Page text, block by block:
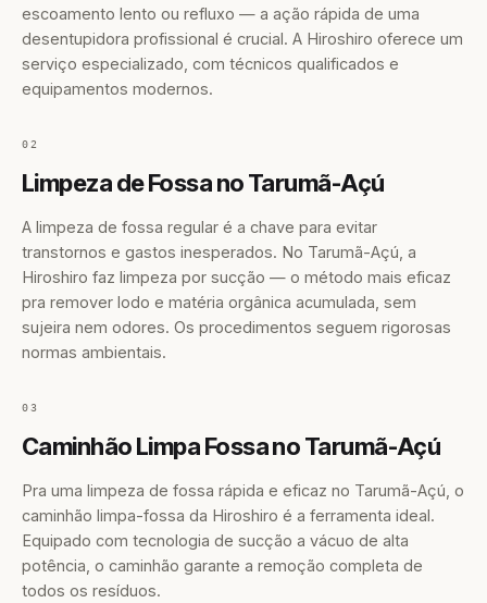
escoamento lento ou refluxo — a ação rápida de uma
desentupidora profissional é crucial. A Hiroshiro oferece um
serviço especializado, com técnicos qualificados e
equipamentos modernos.
02
Limpeza de Fossa no Tarumã-Açú
A limpeza de fossa regular é a chave para evitar
transtornos e gastos inesperados. No Tarumã-Açú, a
Hiroshiro faz limpeza por sucção — o método mais eficaz
pra remover lodo e matéria orgânica acumulada, sem
sujeira nem odores. Os procedimentos seguem rigorosas
normas ambientais.
03
Caminhão Limpa Fossa no Tarumã-Açú
Pra uma limpeza de fossa rápida e eficaz no Tarumã-Açú, o
caminhão limpa-fossa da Hiroshiro é a ferramenta ideal.
Equipado com tecnologia de sucção a vácuo de alta
potência, o caminhão garante a remoção completa de
todos os resíduos.